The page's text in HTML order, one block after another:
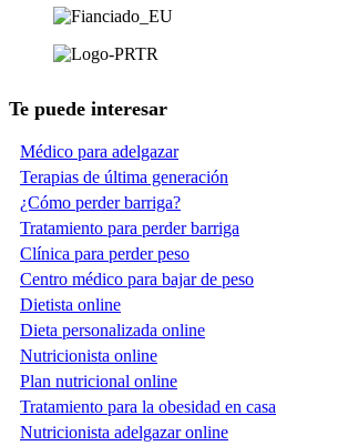
Te puede interesar
Médico para adelgazar
Terapias de última generación
¿Cómo perder barriga?
Tratamiento para perder barriga
Clínica para perder peso
Centro médico para bajar de peso
Dietista online
Dieta personalizada online
Nutricionista online
Plan nutricional online
Tratamiento para la obesidad en casa
Nutricionista adelgazar online